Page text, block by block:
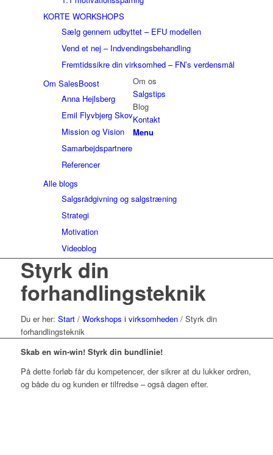
KORTE WORKSHOPS
Sælg gennem udbyttet – EFU modellen
Vend et nej – Indvendingsbehandling
Fremtidssikre din virksomhed – FN’s verdensmål
Om os
Om SalesBoost
Anna Hejlsberg
Emil Flyvbjerg Skov
Mission og Vision
Samarbejdspartnere
Referencer
Salgstips
Blog
Alle blogs
Salgsrådgivning og salgstræning
Strategi
Motivation
Videoblog
Kontakt
Menu
Styrk din
forhandlingsteknik
Du er her: Start / Workshops i virksomheden / Styrk din
forhandlingsteknik
Skab en win-win! Styrk din bundlinie!
På dette forløb får du kompetencer, der sikrer at du lukker ordren,
og både du og kunden er tilfredse – også dagen efter.